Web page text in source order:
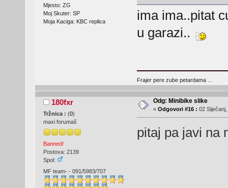
Mjesto: ZG
Moj Skuter: SP
Moja Kaciga: KBC replica
ima ima..pitat
u garazi..
Frajer pere zube petardama ...
180fxr
Tržnica : (0)
maxi forumaš
Banned!
Postova: 2139
Spol:
MF team- - 091/5983/707
Odg: Minibike slike
« Odgovori #16 : 02
pitaj pa javi na